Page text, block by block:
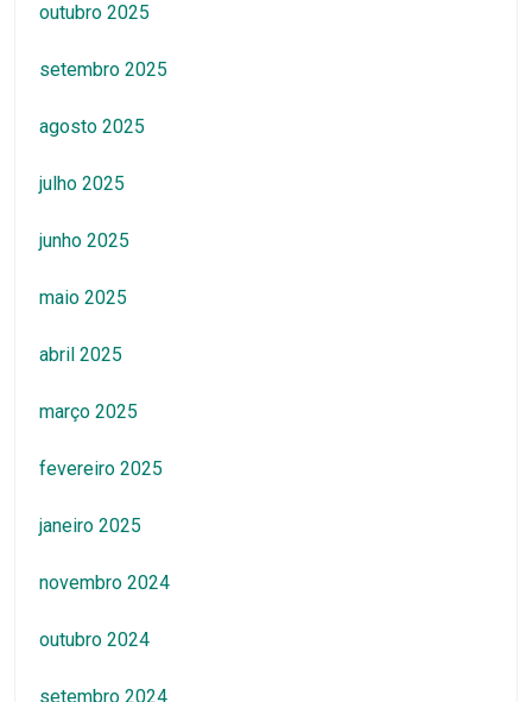
outubro 2025
setembro 2025
agosto 2025
julho 2025
junho 2025
maio 2025
abril 2025
março 2025
fevereiro 2025
janeiro 2025
novembro 2024
outubro 2024
setembro 2024